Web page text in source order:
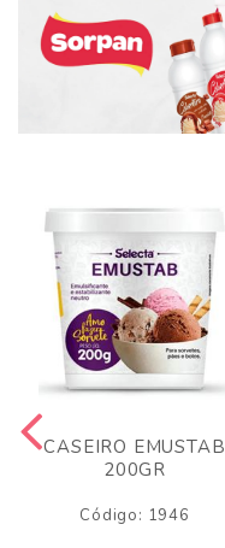
CASEIRO EMUSTAB
200GR
Código: 1946